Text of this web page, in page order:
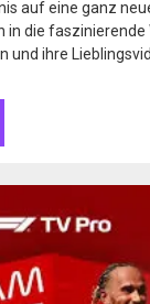
auf eine ganz
in die faszinierende
und ihre